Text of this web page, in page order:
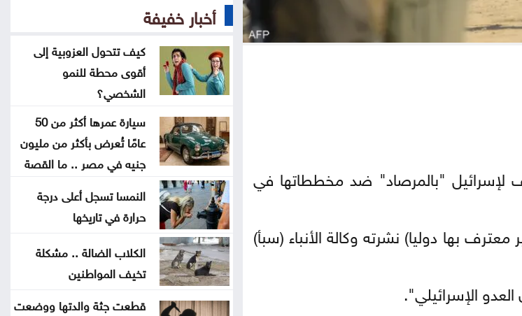
لإسرائيل "بالمرصاد" ضد مخططاتها في
بها دوليا) نشرته وكالة الأنباء (سبأ)
الإسرائيلي".
ضبط بئر مخالفة واعتداءات على المياه
بوادي السير ومعان
افتتاح مركز الخدمات الحكومي في
عجلون
إغلاق باب التسجيل للمشاركة في
فيدان يستنكر الهجمات الإسرائيلية
على سوريا
السعايدة يبحث مع علاوي تعزيز
التعاون البرلماني
أخبار خفيفة
كيف تتحول العزوبية إلى
أقوى محطة للنمو
الشخصي؟
سيارة عمرها أكثر من 50
عامًا تُعرض بأكثر من مليون
جنيه في مصر .. ما القصة
النمسا تسجل أعلى درجة
حرارة في تاريخها
الكلاب الضالة .. مشكلة
تخيف المواطنين
قطعت جثة والدتها ووضعت